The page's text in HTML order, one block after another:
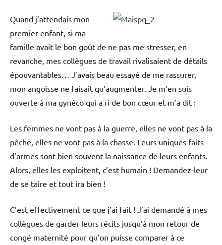
Quand j’attendais mon
premier enfant, si ma
famille avait le bon goût de ne pas me stresser, en
revanche, mes collègues de travail rivalisaient de détails
épouvantables… J’avais beau essayé de me rassurer,
mon angoisse ne faisait qu’augmenter. Je m’en suis
ouverte à ma gynéco qui a ri de bon cœur et m’a dit :
Les femmes ne vont pas à la guerre, elles ne vont pas à la
pêche, elles ne vont pas à la chasse. Leurs uniques faits
d’armes sont bien souvent la naissance de leurs enfants.
Alors, elles les exploitent, c’est humain ! Demandez-leur
de se taire et tout ira bien !
C’est effectivement ce que j’ai fait ! J’ai demandé à mes
collègues de garder leurs récits jusqu’à mon retour de
congé maternité pour qu’on puisse comparer à ce